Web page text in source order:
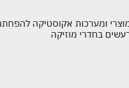
ומערכות אקוסטיקה
בחדרי מוזיקה